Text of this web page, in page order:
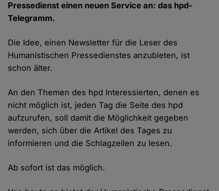
Pressedienst einen neuen Service an: das hpd-
Telegramm.
Die Idee, einen Newsletter für die Leser des
Humanistischen Pressedienstes anzubieten, ist
schon älter.
An den Themen des hpd Interessierten, denen es
nicht möglich ist, jeden Tag die Seite des hpd
aufzurufen, soll damit die Möglichkeit gegeben
werden, sich über die Artikel des Tages zu
informieren und die Schlagzeilen zu lesen.
Ab sofort ist das möglich.